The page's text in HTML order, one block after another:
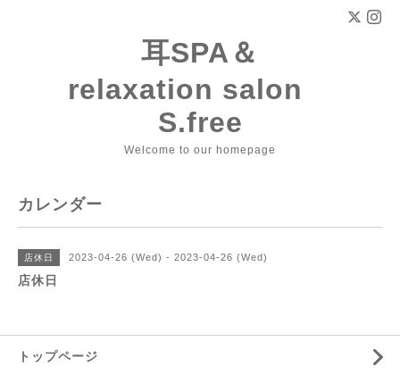
耳SPA＆
relaxation salon
S.free
Welcome to our homepage
カレンダー
店休日 2023-04-26 (Wed) - 2023-04-26 (Wed)
店休日
トップページ